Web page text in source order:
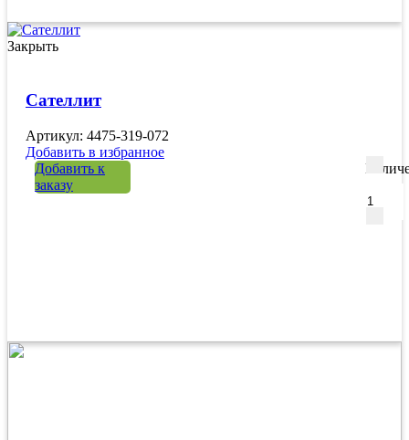
Закрыть
Сателлит
Артикул: 4475-319-072
Добавить в избранное
Добавить к
заказу